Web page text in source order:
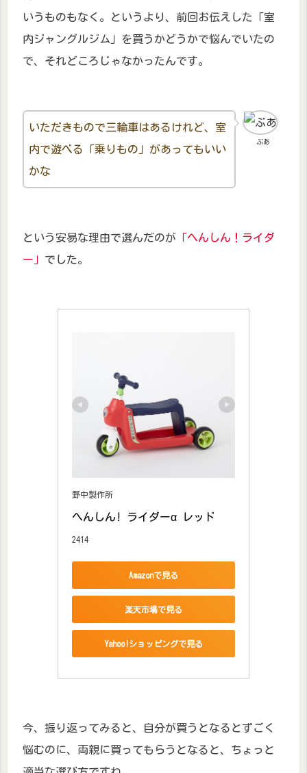
いうものもなく。というより、前回お伝えした「室
内ジャングルジム」を買うかどうかで悩んでいたの
で、それどころじゃなかったんです。
ぶあ
いただきもので三輪車はあるけれど、室
内で遊べる「乗りもの」があってもいい
かな
という安易な理由で選んだのが 「へんしん！ライダ
ー」 でした。
野中製作所
へんしん! ライダーα レッド
2414
Amazonで見る
楽天市場で見る
Yahoo!ショッピングで見る
今、振り返ってみると、自分が買うとなるとずごく
悩むのに、両親に買ってもらうとなると、ちょっと